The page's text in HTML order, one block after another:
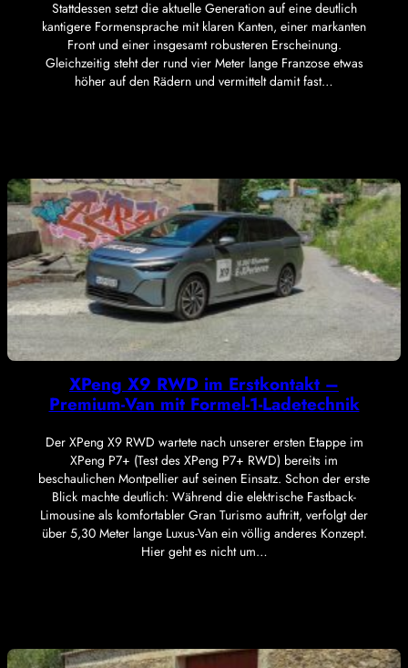
Stattdessen setzt die aktuelle Generation auf eine deutlich
kantigere Formensprache mit klaren Kanten, einer markanten
Front und einer insgesamt robusteren Erscheinung.
Gleichzeitig steht der rund vier Meter lange Franzose etwas
höher auf den Rädern und vermittelt damit fast…
XPeng X9 RWD im Erstkontakt –
Premium-Van mit Formel-1-Ladetechnik
Der XPeng X9 RWD wartete nach unserer ersten Etappe im
XPeng P7+ (Test des XPeng P7+ RWD) bereits im
beschaulichen Montpellier auf seinen Einsatz. Schon der erste
Blick machte deutlich: Während die elektrische Fastback-
Limousine als komfortabler Gran Turismo auftritt, verfolgt der
über 5,30 Meter lange Luxus-Van ein völlig anderes Konzept.
Hier geht es nicht um…